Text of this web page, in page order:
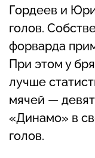
Гордеев и
голов.
форварда
При этом у
лучше
мячей —
«Динамо» в
голов.